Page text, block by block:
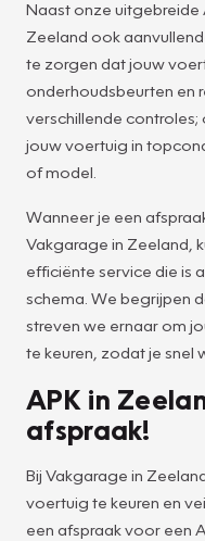
Naast onze uitgebreide
Zeeland ook
te zorgen dat jouw
onderhoudsbeurten en
verschillende
jouw voertuig in
of model.
Wanneer je een
Vakgarage in Zeeland,
efficiënte service die is
schema. We begrijpen
streven we ernaar om
te keuren, zodat je snel
APK in
afspraak!
Bij Vakgarage in
voertuig te keuren en
een afspraak voor een